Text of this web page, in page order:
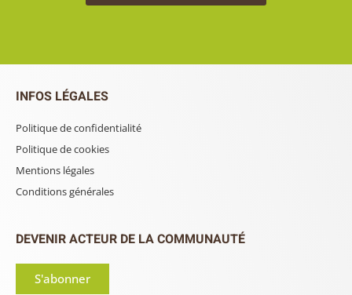
INFOS LÉGALES
Politique de confidentialité
Politique de cookies
Mentions légales
Conditions générales
DEVENIR ACTEUR DE LA COMMUNAUTÉ
S'abonner